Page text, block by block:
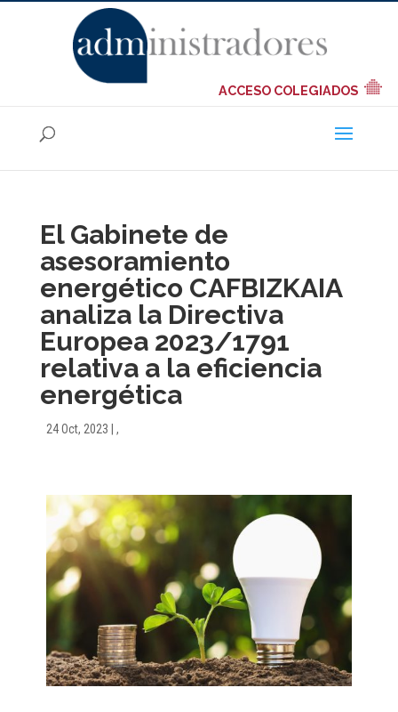
ACCESO COLEGIADOS
El Gabinete de
asesoramiento
energético CAFBIZKAIA
analiza la Directiva
Europea 2023/1791
relativa a la eficiencia
energética
24 Oct, 2023 ,